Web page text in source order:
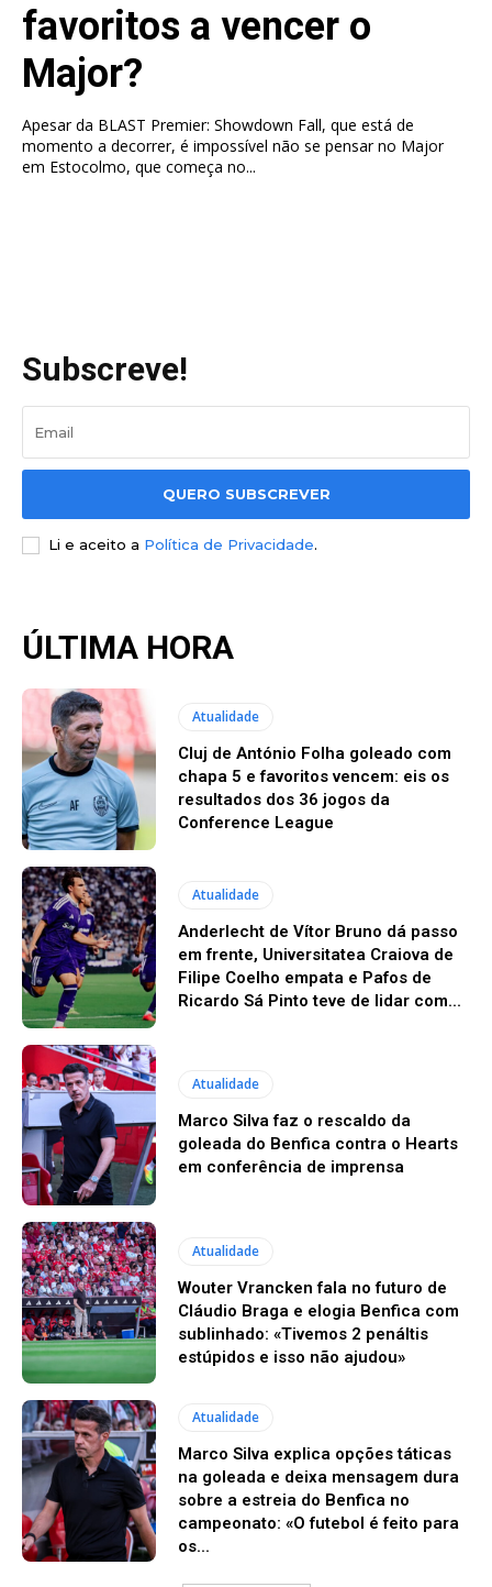
favoritos a vencer o
Major?
Apesar da BLAST Premier: Showdown Fall, que está de
momento a decorrer, é impossível não se pensar no Major
em Estocolmo, que começa no...
Subscreve!
QUERO SUBSCREVER
Li e aceito a Política de Privacidade.
ÚLTIMA HORA
Atualidade
Cluj de António Folha goleado com
chapa 5 e favoritos vencem: eis os
resultados dos 36 jogos da
Conference League
Atualidade
Anderlecht de Vítor Bruno dá passo
em frente, Universitatea Craiova de
Filipe Coelho empata e Pafos de
Ricardo Sá Pinto teve de lidar com...
Atualidade
Marco Silva faz o rescaldo da
goleada do Benfica contra o Hearts
em conferência de imprensa
Atualidade
Wouter Vrancken fala no futuro de
Cláudio Braga e elogia Benfica com
sublinhado: «Tivemos 2 penáltis
estúpidos e isso não ajudou»
Atualidade
Marco Silva explica opções táticas
na goleada e deixa mensagem dura
sobre a estreia do Benfica no
campeonato: «O futebol é feito para
os...